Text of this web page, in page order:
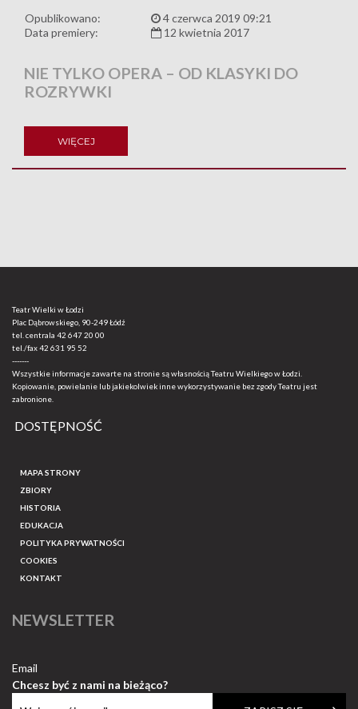
Opublikowano:
4 czerwca 2019 09:21
Data premiery:
12 kwietnia 2017
NIE TYLKO OPERA – OD KLASYKI DO
ROZRYWKI
WIĘCEJ
Teatr Wielki w Łodzi
Plac Dąbrowskiego, 90-249 Łódź
tel. centrala 42 647 20 00
tel./fax42 631 95 52
-------
Wszystkie informacje zawarte na stronie są własnością Teatru Wielkiego w Łodzi.
Kopiowanie, powielanie lub jakiekolwiek inne wykorzystywanie bez zgody Teatru jest
zabronione.
DOSTĘPNOŚĆ
MAPA STRONY
ZBIORY
HISTORIA
EDUKACJA
POLITYKA PRYWATNOŚCI
COOKIES
KONTAKT
NEWSLETTER
Email
Chcesz być z nami na bieżąco?